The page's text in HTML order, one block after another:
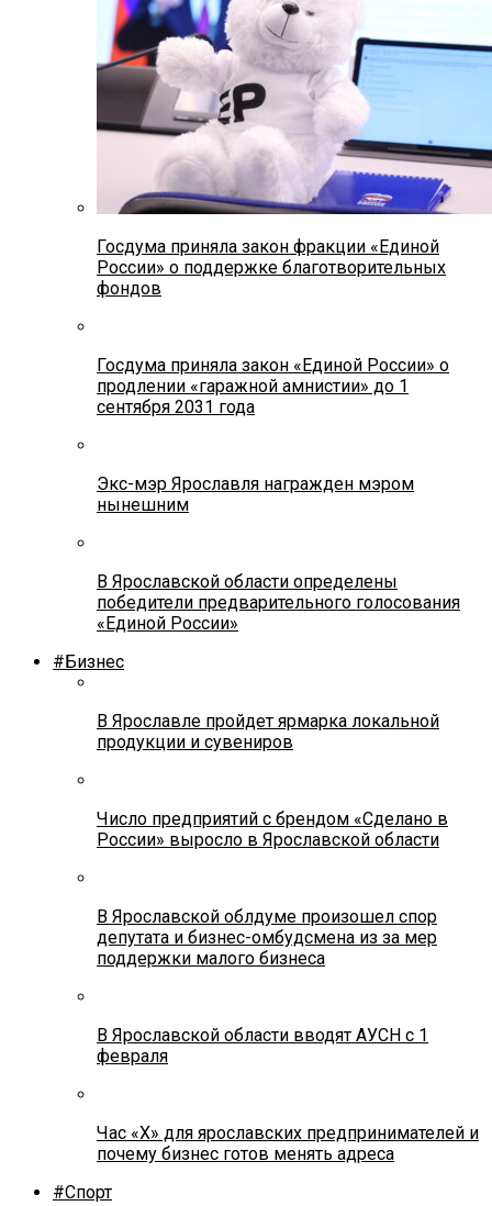
Госдума приняла закон фракции «Единой
России» о поддержке благотворительных
фондов
Госдума приняла закон «Единой России» о
продлении «гаражной амнистии» до 1
сентября 2031 года
Экс-мэр Ярославля награжден мэром
нынешним
В Ярославской области определены
победители предварительного голосования
«Единой России»
#Бизнес
В Ярославле пройдет ярмарка локальной
продукции и сувениров
Число предприятий с брендом «Сделано в
России» выросло в Ярославской области
В Ярославской облдуме произошел спор
депутата и бизнес-омбудсмена из за мер
поддержки малого бизнеса
В Ярославской области вводят АУСН с 1
февраля
Час «Х» для ярославских предпринимателей и
почему бизнес готов менять адреса
#Спорт